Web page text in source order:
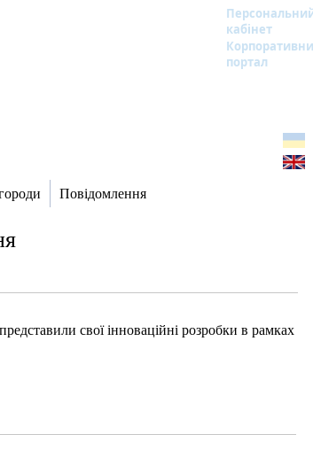
кабінет
портал
Повідомлення
свої інноваційні розробки в рамках